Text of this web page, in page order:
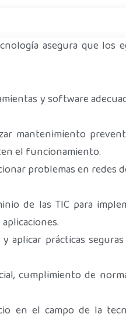
asegura que los
y software
mantenimiento
el funcionamiento.
problemas en redes
de las TIC para
aplicar prácticas
cumplimiento de
en el campo de la